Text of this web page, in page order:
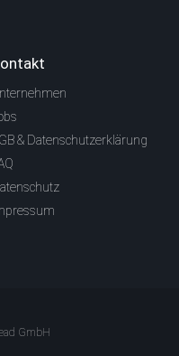
& Datenschutzerklärung
GmbH